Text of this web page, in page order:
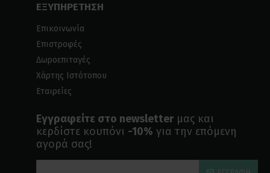
ΕΞΥΠΗΡΕΤΗΣΗ
Επικοινωνία
Επιστροφές
Δωροεπιταγές
Χάρτης Ιστότοπου
Εταιρείες
Εγγραφείτε στο newsletter μας και
κερδίστε κουπόνι -10% για την επόμενη
αγορά σας!